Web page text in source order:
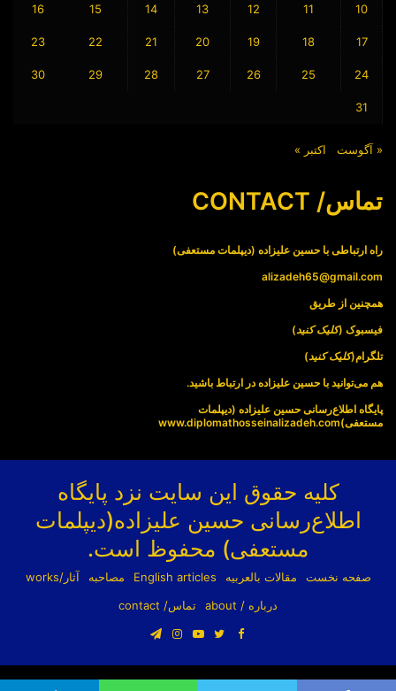
10
11
12
13
14
15
16
17
18
19
20
21
22
23
24
25
26
27
28
29
30
31
« آگوست اکتبر »
تماس/ CONTACT
راه ارتباطی با حسین علیزاده (دیپلمات مستعفی)
alizadeh65@gmail.com
همچنین از طریق
فیسبوک (کلیک کنید)
تلگرام(کلیک کنید)
هم می‌توانید با حسین علیزاده در ارتباط باشید.
پایگاه اطلاع‌رسانی حسین علیزاده (دیپلمات
مستعفی)www.diplomathosseinalizadeh.com
کلیه حقوق این سایت نزد پایگاه
اطلاع‌رسانی حسین علیزاده(دیپلمات
مستعفی) محفوظ است.
صفحه نخست مقالات بالعربیه English articles مصاحبه
آثار/works
درباره / about
تماس/ contact
فیسبوکتوییتریوتیوباینستاگرام
تلگرام